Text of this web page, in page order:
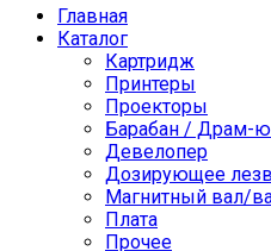
Главная
Каталог
Картридж
Принтеры
Проекторы
Барабан / Драм-
Девелопер
Дозирующее
Магнитный вал/
Плата
Прочее